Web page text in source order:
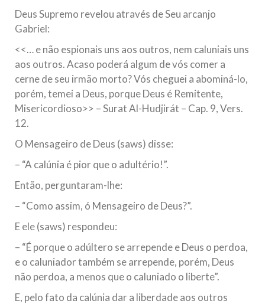
Deus Supremo revelou através de Seu arcanjo
Gabriel:
<<… e não espionais uns aos outros, nem caluniais uns
aos outros. Acaso poderá algum de vós comer a
cerne de seu irmão morto? Vós cheguei a abominá-lo,
porém, temei a Deus, porque Deus é Remitente,
Misericordioso>> – Surat Al-Hudjirát – Cap. 9, Vers.
12.
O Mensageiro de Deus (saws) disse:
– “A calúnia é pior que o adultério!”.
Então, perguntaram-lhe:
– “Como assim, ó Mensageiro de Deus?”.
E ele (saws) respondeu:
– “É porque o adúltero se arrepende e Deus o perdoa,
e o caluniador também se arrepende, porém, Deus
não perdoa, a menos que o caluniado o liberte”.
E, pelo fato da calúnia dar a liberdade aos outros